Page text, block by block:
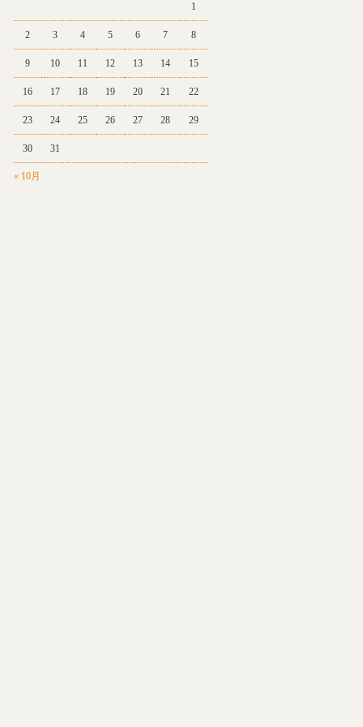
« 10月
1
2 3 4 5 6 7 8
9 10 11 12 13 14 15
16 17 18 19 20 21 22
23 24 25 26 27 28 29
30 31